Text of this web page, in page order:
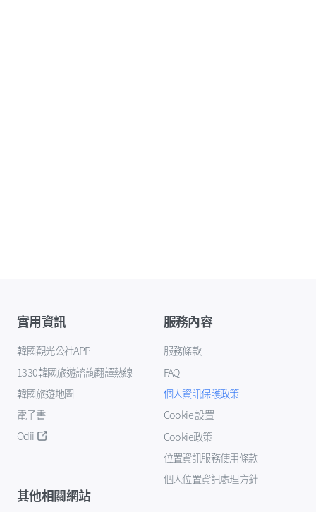
實用資訊
韓國觀光公社APP
1330韓國旅遊諮詢翻譯熱線
韓國旅遊地圖
電子書
Odii
服務內容
服務條款
FAQ
個人資訊保護政策
Cookie 設置
Cookie政策
位置資訊服務使用條款
個人位置資訊處理方針
其他相關網站